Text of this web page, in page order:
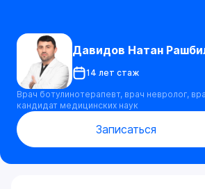
Давидов Натан
14 лет стаж
Врач ботулинотерапевт, врач невролог,
кандидат медицинских наук
Записаться